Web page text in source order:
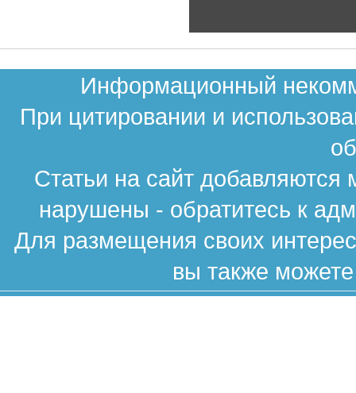
Информационный
При цитировании и
Статьи на сайт
нарушены - обратитесь к
Для размещения своих
вы также